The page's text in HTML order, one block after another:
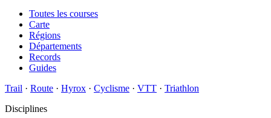
Toutes les courses
Carte
Régions
Départements
Records
Guides
Trail · Route · Hyrox · Cyclisme · VTT · Triathlon
Disciplines